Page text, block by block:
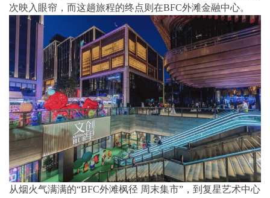
次映入眼帘，而这趟旅程的终点则在BFC外滩金融中心。
从烟火气满满的“BFC外滩枫径 周末集市”，到复星艺术中心